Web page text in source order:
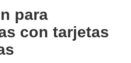
para
con tarjetas